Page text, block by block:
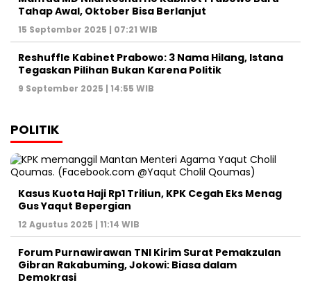
7 Juni 2025 | 06:47 WIB
Ketua DPR Puan Maharani Minta Pemerintah
Bubarkan Ormas Premanisme di Indonesia
26 Mei 2025 | 11:06 WIB
Prabowo Subianto dan Megawati Soekarnoputri
Terjadi?
21 Mei 2025 | 15:45 WIB
Bogor - Indonesia
+62855-7777888